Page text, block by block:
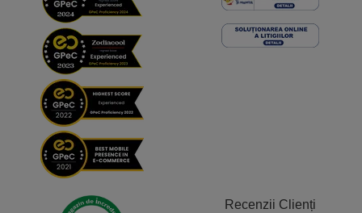
Recenzii Clienți